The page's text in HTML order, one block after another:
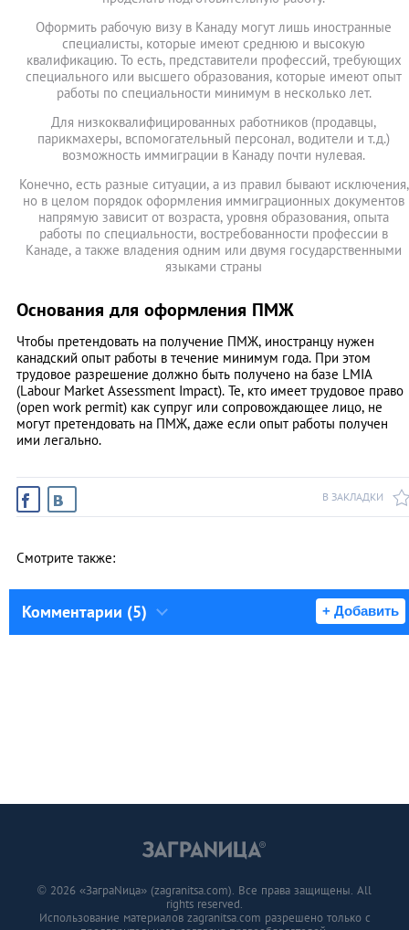
Оформить рабочую визу в Канаду могут лишь иностранные
специалисты, которые имеют среднюю и высокую
квалификацию. То есть, представители профессий, требующих
специального или высшего образования, которые имеют опыт
работы по специальности минимум в несколько лет.
Для низкоквалифицированных работников (продавцы,
парикмахеры, вспомогательный персонал, водители и т.д.)
возможность иммиграции в Канаду почти нулевая.
Конечно, есть разные ситуации, а из правил бывают исключения,
но в целом порядок оформления иммиграционных документов
напрямую зависит от возраста, уровня образования, опыта
работы по специальности, востребованности профессии в
Канаде, а также владения одним или двумя государственными
языками страны
Основания для оформления ПМЖ
Чтобы претендовать на получение ПМЖ, иностранцу нужен
канадский опыт работы в течение минимум года. При этом
трудовое разрешение должно быть получено на базе LMIA
(Labour Market Assessment Impact). Те, кто имеет трудовое право
(open work permit) как супруг или сопровождающее лицо, не
могут претендовать на ПМЖ, даже если опыт работы получен
ими легально.
В ЗАКЛАДКИ
Смотрите также:
Комментарии (5) + Добавить
© 2026 «ЗаграNица» (zagranitsa.com). Все права защищены. All
rights reserved.
Использование материалов zagranitsa.com разрешено только с